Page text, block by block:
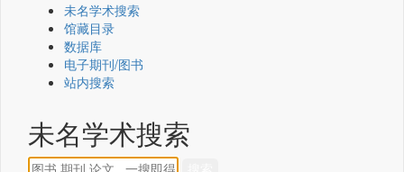
未名学术搜索
馆藏目录
数据库
电子期刊/图书
站内搜索
未名学术搜索